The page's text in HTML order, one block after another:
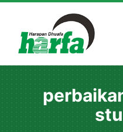
content